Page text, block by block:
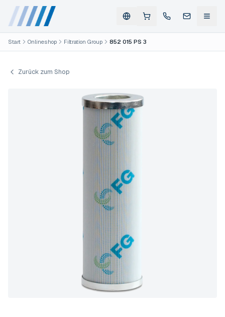
Start Onlineshop Filtration Group 852 015 PS 3
Zurück zum Shop